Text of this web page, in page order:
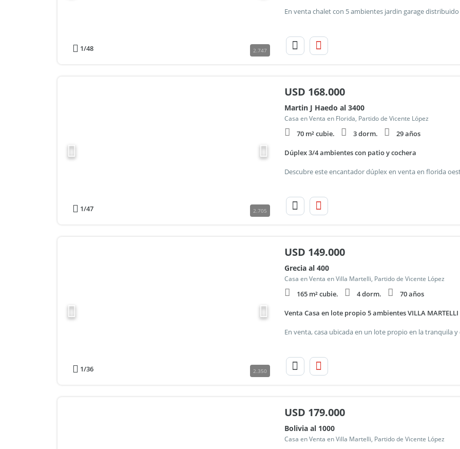
1/48 2.747
1/47 2.705
USD 168.000
Martin J Haedo al 3400
Casa en Venta en Florida, Partido de Vicente López
70 m² cubie. 3 dorm. 29 años
Dúplex 3/4 ambientes con patio y cochera
1/36 2.350
USD 149.000
Grecia al 400
Casa en Venta en Villa Martelli, Partido de Vicente López
165 m² cubie. 4 dorm. 70 años
Venta Casa en lote propio 5 ambientes VILLA MARTELLI
USD 179.000
Bolivia al 1000
Casa en Venta en Villa Martelli, Partido de Vicente López